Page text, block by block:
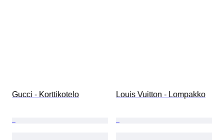
Gucci - Korttikotelo Louis Vuitton - Lompakko